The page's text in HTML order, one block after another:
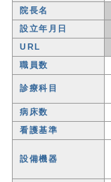
院長名
設立年月日
URL
職員数
診療科目
病床数
看護基準
設備機器